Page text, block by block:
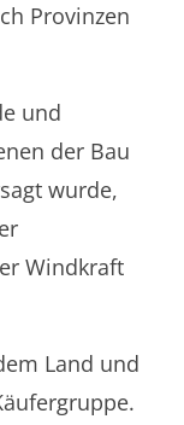
Provinzen
und
der Bau
wurde,
Windkraft
Land und